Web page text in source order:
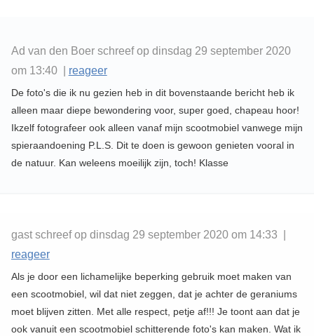
Ad van den Boer schreef op dinsdag 29 september 2020
om 13:40 | reageer
De foto's die ik nu gezien heb in dit bovenstaande bericht heb ik
alleen maar diepe bewondering voor, super goed, chapeau hoor!
Ikzelf fotografeer ook alleen vanaf mijn scootmobiel vanwege mijn
spieraandoening P.L.S. Dit te doen is gewoon genieten vooral in
de natuur. Kan weleens moeilijk zijn, toch! Klasse
gast schreef op dinsdag 29 september 2020 om 14:33 |
reageer
Als je door een lichamelijke beperking gebruik moet maken van
een scootmobiel, wil dat niet zeggen, dat je achter de geraniums
moet blijven zitten. Met alle respect, petje af!!! Je toont aan dat je
ook vanuit een scootmobiel schitterende foto's kan maken. Wat ik